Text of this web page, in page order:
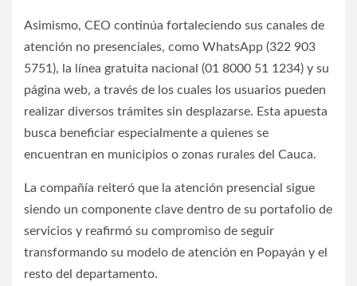
Asimismo, CEO continúa fortaleciendo sus canales de
atención no presenciales, como WhatsApp (322 903
5751), la línea gratuita nacional (01 8000 51 1234) y su
página web, a través de los cuales los usuarios pueden
realizar diversos trámites sin desplazarse. Esta apuesta
busca beneficiar especialmente a quienes se
encuentran en municipios o zonas rurales del Cauca.
La compañía reiteró que la atención presencial sigue
siendo un componente clave dentro de su portafolio de
servicios y reafirmó su compromiso de seguir
transformando su modelo de atención en Popayán y el
resto del departamento.